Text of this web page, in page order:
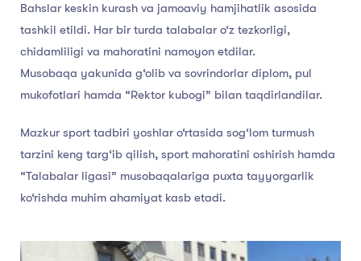
Bahslar keskin kurash va jamoaviy hamjihatlik asosida
tashkil etildi. Har bir turda talabalar o‘z tezkorligi,
chidamliligi va mahoratini namoyon etdilar.
Musobaqa yakunida g‘olib va sovrindorlar diplom, pul
mukofotlari hamda “Rektor kubogi” bilan taqdirlandilar.
Mazkur sport tadbiri yoshlar o‘rtasida sog‘lom turmush
tarzini keng targ‘ib qilish, sport mahoratini oshirish hamda
“Talabalar ligasi” musobaqalariga puxta tayyorgarlik
ko‘rishda muhim ahamiyat kasb etadi.